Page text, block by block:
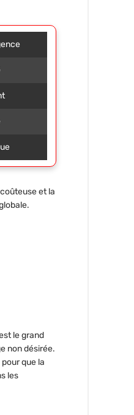
et la
le grand
non désirée.
que la
les